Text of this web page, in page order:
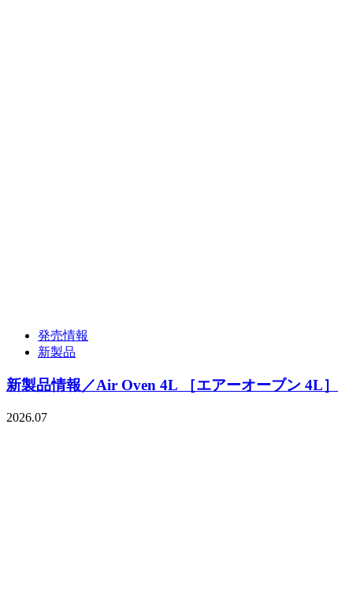
発売情報
新製品
新製品情報／Air Oven 4L ［エアーオーブン 4L］
2026.07